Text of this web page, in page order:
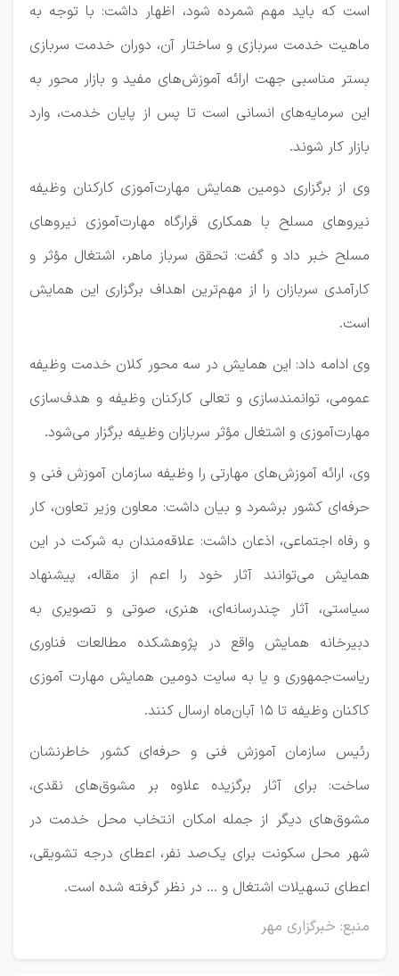
است که باید مهم شمرده شود، اظهار داشت: با توجه به
ماهیت خدمت سربازی و ساختار آن، دوران خدمت سربازی
بستر مناسبی جهت ارائه آموزش‌های مفید و بازار محور به
این سرمایه‌های انسانی است تا پس از پایان خدمت، وارد
بازار کار شوند.
وی از برگزاری دومین همایش مهارت‌آموزی کارکنان وظیفه
نیروهای مسلح با همکاری قرارگاه مهارت‌آموزی نیروهای
مسلح خبر داد و گفت: تحقق سرباز ماهر، اشتغال مؤثر و
کارآمدی سربازان را از مهم‌ترین اهداف برگزاری این همایش
است.
وی ادامه داد: این همایش در سه محور کلان خدمت وظیفه
عمومی، توانمندسازی و تعالی کارکنان وظیفه و هدف‌سازی
مهارت‌آموزی و اشتغال مؤثر سربازان وظیفه برگزار می‌شود.
وی، ارائه آموزش‌های مهارتی را وظیفه سازمان آموزش فنی و
حرفه‌ای کشور برشمرد و بیان داشت: معاون وزیر تعاون، کار
و رفاه اجتماعی، اذعان داشت: علاقه‌مندان به شرکت در این
همایش می‌توانند آثار خود را اعم از مقاله، پیشنهاد
سیاستی، آثار چندرسانه‌ای، هنری، صوتی و تصویری به
دبیرخانه همایش واقع در پژوهشکده مطالعات فناوری
ریاست‌جمهوری و یا به سایت دومین همایش مهارت آموزی
کاکنان وظیفه تا ۱۵ آبان‌ماه ارسال کنند.
رئیس سازمان آموزش فنی و حرفه‌ای کشور خاطرنشان
ساخت: برای آثار برگزیده علاوه بر مشوق‌های نقدی،
مشوق‌های دیگر از جمله امکان انتخاب محل خدمت در
شهر محل سکونت برای یک‌صد نفر، اعطای درجه تشویقی،
اعطای تسهیلات اشتغال و … در نظر گرفته شده است.
منبع: خبرگزاری مهر